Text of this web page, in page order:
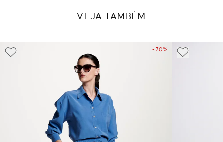
VEJA TAMBÉM
- 70%